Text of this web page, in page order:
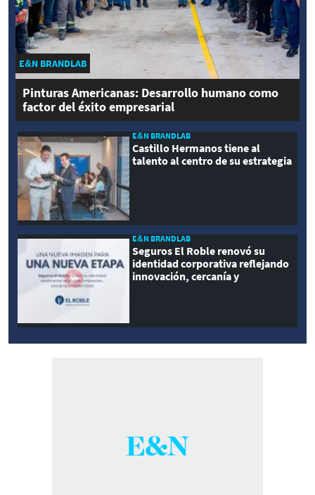
E&N BRANDLAB
Pinturas Americanas: Desarrollo humano como
factor del éxito empresarial
E&N BRANDLAB
Castillo Hermanos tiene al
talento al centro de su estrategia
E&N BRANDLAB
Seguros El Roble renovó su
identidad corporativa reflejando
innovación, cercanía y